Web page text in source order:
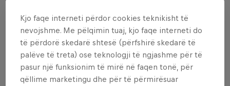
Kjo faqe interneti përdor cookies teknikisht të
nevojshme. Me pëlqimin tuaj, kjo faqe interneti do
të përdorë skedarë shtesë (përfshirë skedarë të
palëve të treta) ose teknologji të ngjashme për të
pasur një funksionim të mirë në faqen tonë, për
qëllime marketingu dhe për të përmirësuar